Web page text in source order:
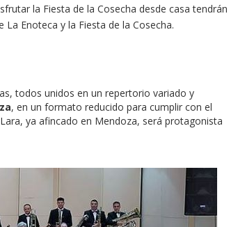
la Fiesta de la Cosecha desde casa tendrán
Enoteca y la Fiesta de la Cosecha.
todos unidos en un repertorio variado y
, en un formato reducido para cumplir con el
ya afincado en Mendoza, será protagonista